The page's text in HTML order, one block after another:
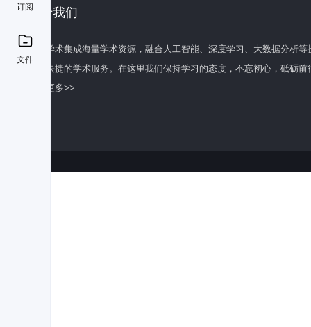
订阅
文件
关于我们
百度学术集成海量学术资源，融合人工智能、深度学习、大数据分析
全面快捷的学术服务。在这里我们保持学习的态度，不忘初心，砥砺前
了解更多>>